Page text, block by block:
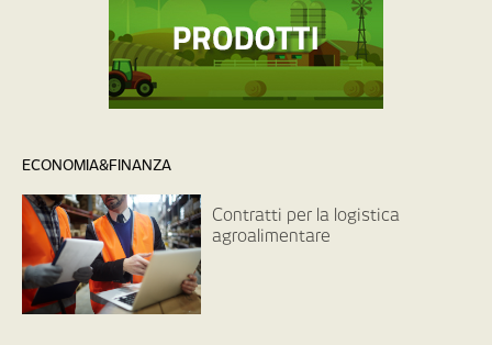
ECONOMIA&FINANZA
Contratti per la logistica
agroalimentare